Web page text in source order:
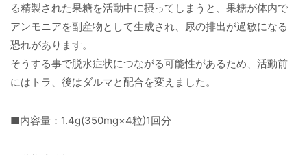
る精製された果糖を活動中に摂ってしまうと、果糖が体内で
アンモニアを副産物として生成され、尿の排出が過敏になる
恐れがあります。
そうする事で脱水症状につながる可能性があるため、活動前
にはトラ、後はダルマと配合を変えました。
■内容量：1.4g(350mg×4粒)1回分